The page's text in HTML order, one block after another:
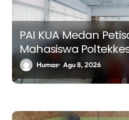
p
oPAI KUA Medan
Mahasiswa
tentang Tujuan
Ketaatan dalam
Humas Agu 8, 2026